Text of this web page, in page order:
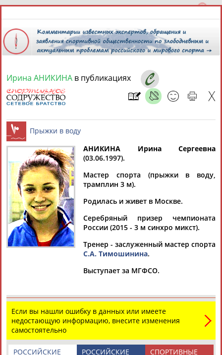
10 августа 2026 года,
СПОРТСМЕНЫ, ТРЕНЕРЫ И СПЕЦИАЛИСТЫ
Найдено: 1персона Расширенный поиск
Ирина
АНИКИНА
Документы 1-2 из 2 найденных уникальных документов
Универсиада-2015. Прыжки в воду. Женщины. Трамплин 1м.
...рамплина. Россию в этом виде программы представят
Дарья Говор иИрина Аникина. Начало в 7:15 московского
времени. ...
(Проект:Информационное агентство СТАДИОН)
04.07.2015
Ирина АНИКИНА в публикациях
Прыжки в воду
АНИКИНА Ирина Сергеевна
(03.06.1997).
Мастер спорта (прыжки в воду,
трамплин 3 м).
Родилась и живет в Москве.
Серебряный призер чемпионата
России (2015 - 3 м синхро микст).
Тренер - заслуженный мастер спорта
С.А. Тимошинина.
Выступает за МГФСО.
Если вы нашли ошибку в данных или имеете
недостающую информацию, внесите изменения
самостоятельно
СПОРТИВНЫЕ
РОССИЙСКИЕ
РОССИЙСКИЕ